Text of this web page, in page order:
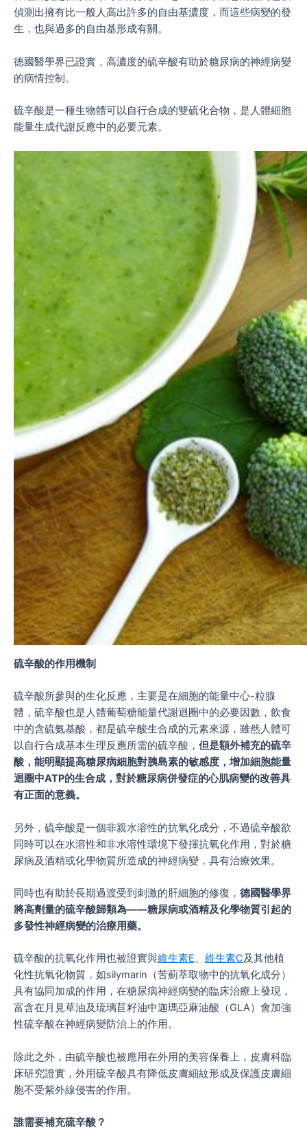
偵測出擁有比一般人高出許多的自由基濃度，而這些病變的發
生，也與過多的自由基形成有關。
德國醫學界已證實，高濃度的硫辛酸有助於糖尿病的神經病變
的病情控制。
硫辛酸是一種生物體可以自行合成的雙硫化合物，是人體細胞
能量生成代謝反應中的必要元素。
硫辛酸的作用機制
硫辛酸所參與的生化反應，主要是在細胞的能量中心-粒腺
體，硫辛酸也是人體葡萄糖能量代謝迴圈中的必要因數，飲食
中的含硫氨基酸，都是硫辛酸生合成的元素來源，雖然人體可
以自行合成基本生理反應所需的硫辛酸， 但是額外補充的硫辛
酸，能明顯提高糖尿病細胞對胰島素的敏感度，增加細胞能量
迴圈中ATP的生合成，對於糖尿病併發症的心肌病變的改善具
有正面的意義。
另外，硫辛酸是一個非親水溶性的抗氧化成分，不過硫辛酸欲
同時可以在水溶性和非水溶性環境下發揮抗氧化作用，對於糖
尿病及酒精或化學物質所造成的神經病變，具有治療效果。
同時也有助於長期過渡受到刺激的肝細胞的修復， 德國醫學界
將高劑量的硫辛酸歸類為——糖尿病或酒精及化學物質引起的
多發性神經病變的治療用藥。
硫辛酸的抗氧化作用也被證實與維生素E、 維生素C及其他植
化性抗氧化物質，如silymarin（苦薊萃取物中的抗氧化成分）
具有協同加成的作用，在糖尿病神經病變的臨床治療上發現，
富含在月見草油及琉璃苣籽油中迦瑪亞麻油酸（GLA）會加強
性硫辛酸在神經病變防治上的作用。
除此之外，由硫辛酸也被應用在外用的美容保養上，皮膚科臨
床研究證實，外用硫辛酸具有降低皮膚細紋形成及保護皮膚細
胞不受紫外線侵害的作用。
誰需要補充硫辛酸？